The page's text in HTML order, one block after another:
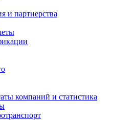
и партнерства
компаний и статистика